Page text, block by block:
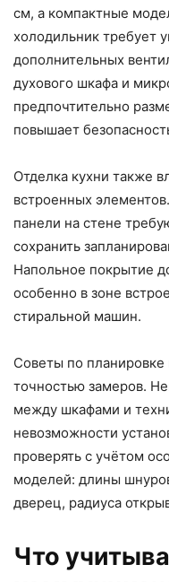
см, а компактные
холодильник требует
дополнительных
духового шкафа и
предпочтительно
повышает
Отделка кухни также
встроенных
панели на стене
сохранить
Напольное покрытие
особенно в зоне
стиральной машин.
Советы по планировке
точностью замеров.
между шкафами и
невозможности
проверять с учётом
моделей: длины
дверец, радиуса
Что